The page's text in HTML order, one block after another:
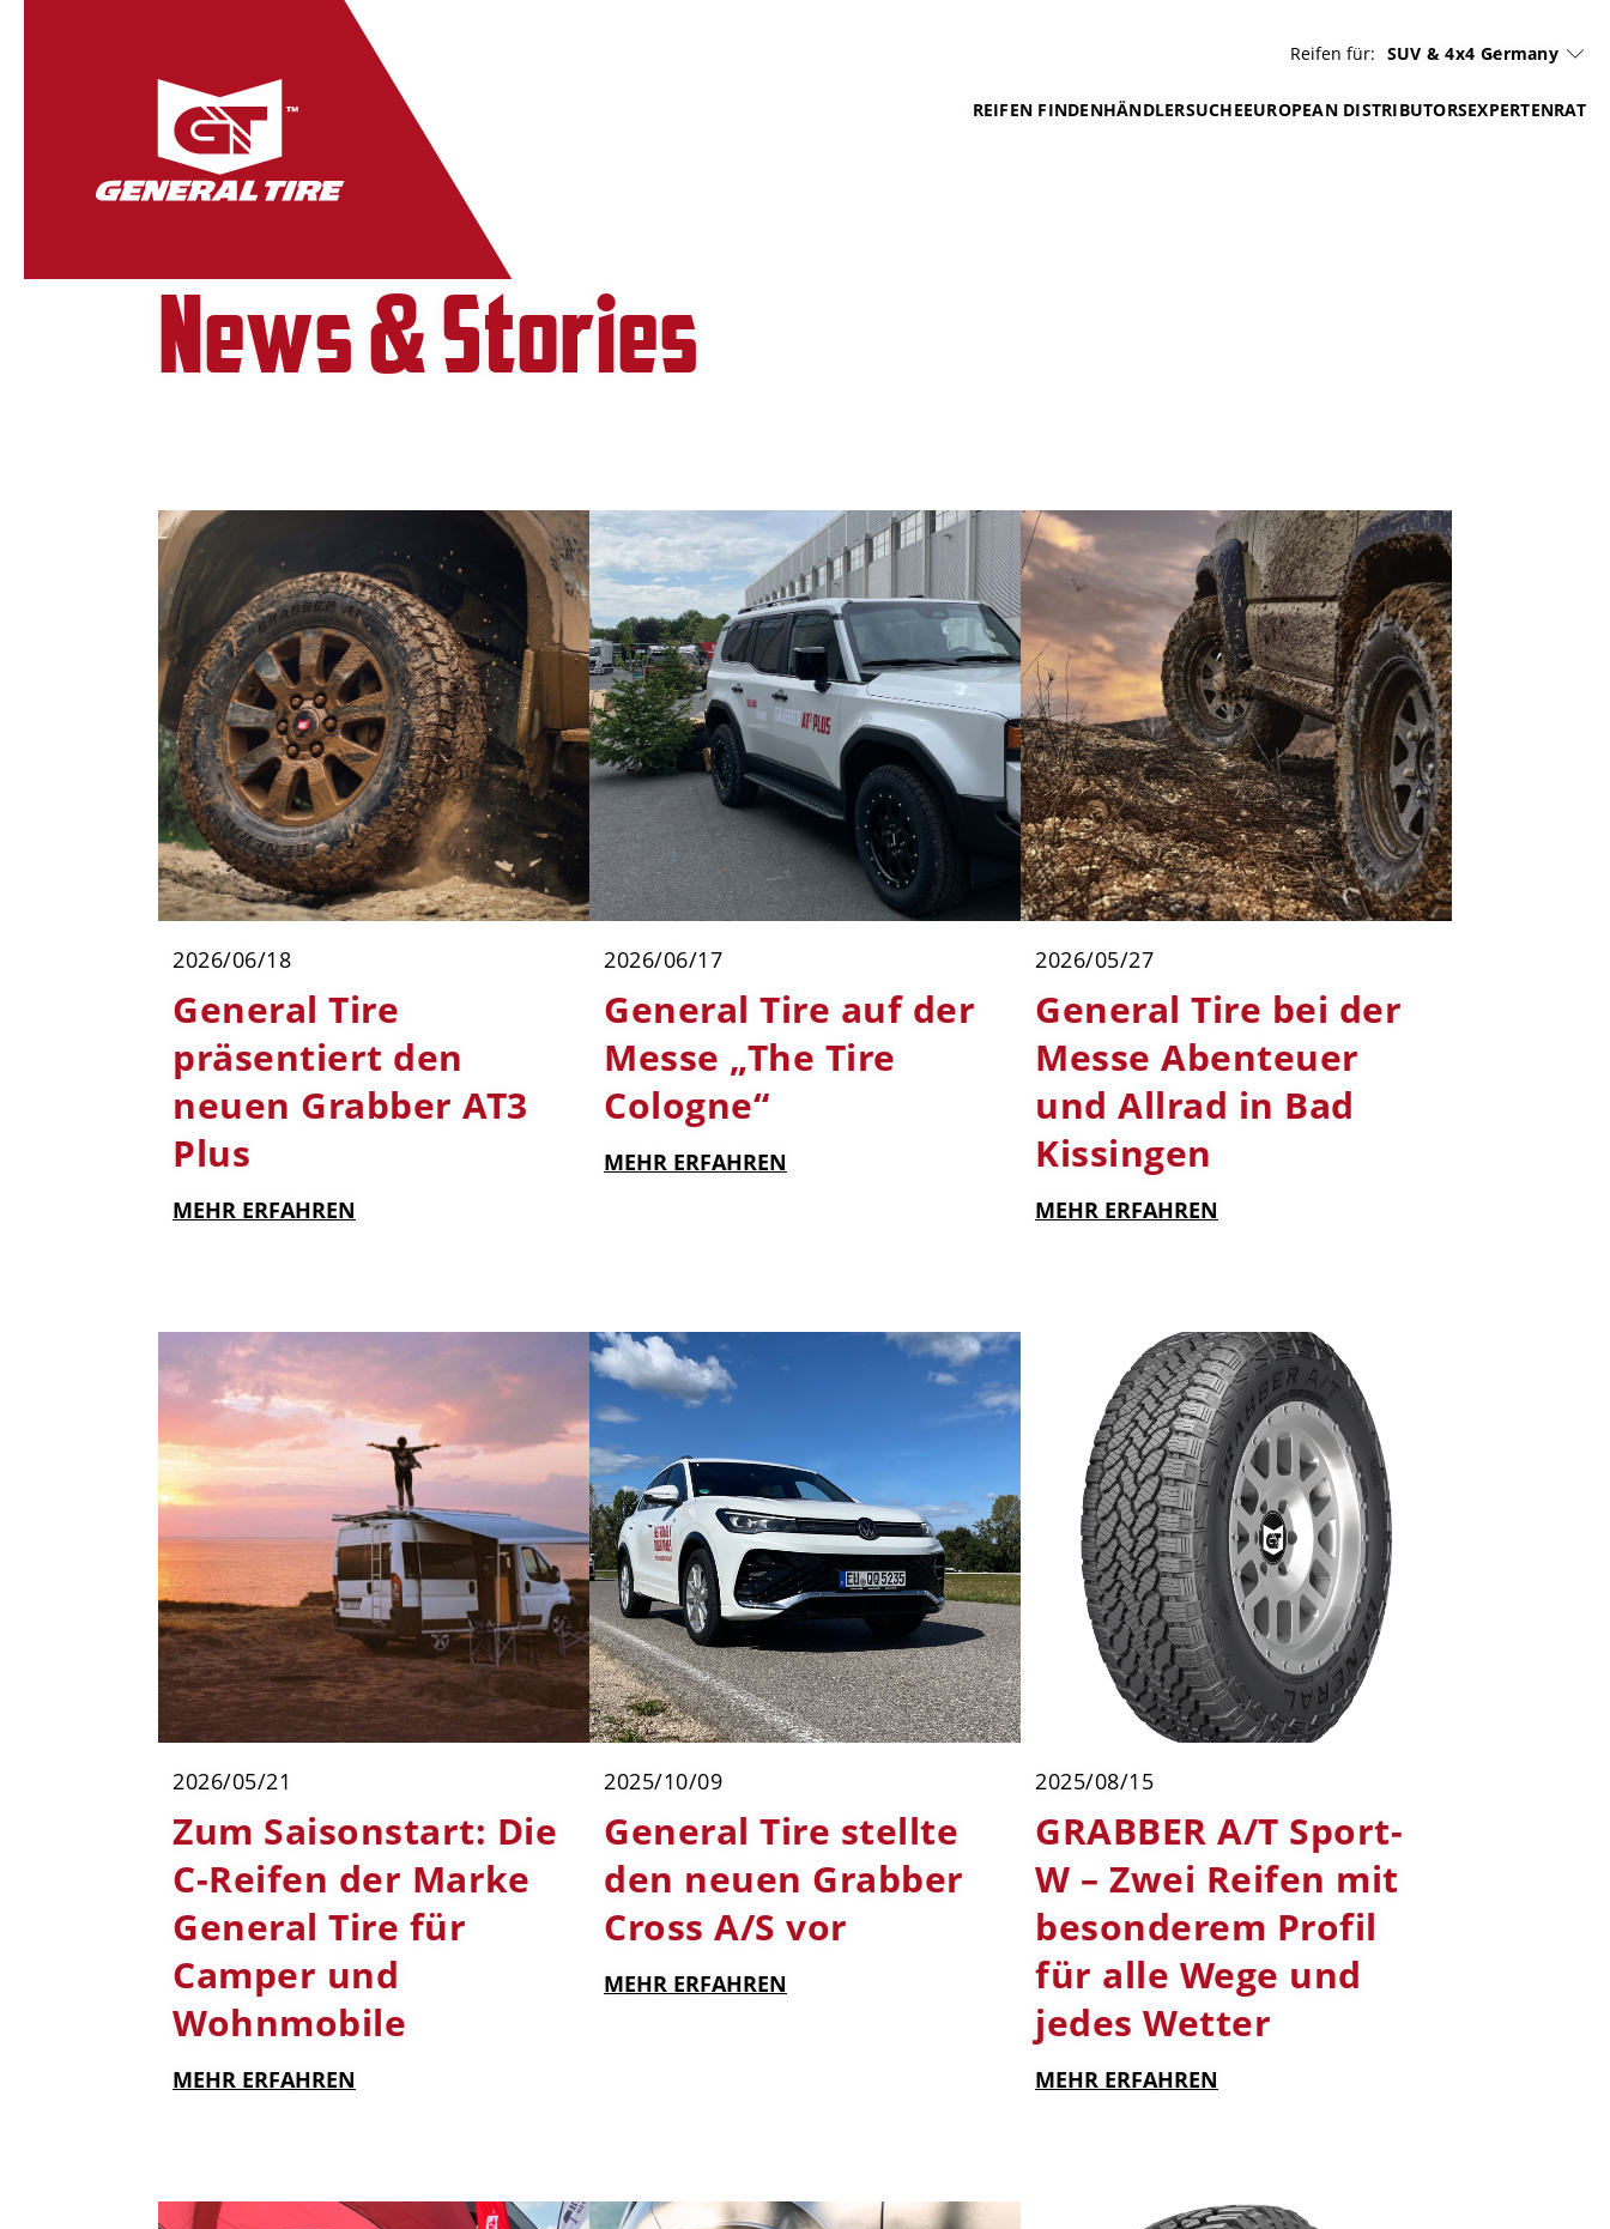
Reifen für: SUV & 4x4 Germany
REIFEN FINDENHÄNDLERSUCHEEUROPEAN DISTRIBUTORSEXPERTENRAT
News & Stories
2026/06/18
General Tire
präsentiert den
neuen Grabber AT3
Plus
MEHR ERFAHREN
2026/06/17
General Tire auf der
Messe „The Tire
Cologne“
MEHR ERFAHREN
2026/05/27
General Tire bei der
Messe Abenteuer
und Allrad in Bad
Kissingen
MEHR ERFAHREN
2026/05/21
Zum Saisonstart: Die
C-Reifen der Marke
General Tire für
Camper und
Wohnmobile
MEHR ERFAHREN
2025/10/09
General Tire stellte
den neuen Grabber
Cross A/S vor
MEHR ERFAHREN
2025/08/15
GRABBER A/T Sport-
W – Zwei Reifen mit
besonderem Profil
für alle Wege und
jedes Wetter
MEHR ERFAHREN